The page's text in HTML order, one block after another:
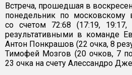
Встреча, прошедшая в
понедельник по московскому
со счетом 72:68 (17:19,
результативными в команде
Антон Понкрашов (22 очка, 8
Тимофей Мозгов (20 очков, 7
23 очка на счету Алессандро